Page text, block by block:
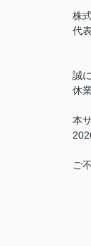
株
代
誠
休
本
ご